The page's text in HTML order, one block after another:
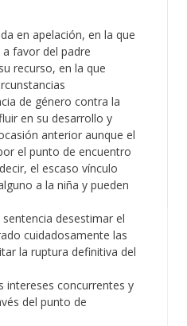
en apelación, en la que
favor del padre
recurso, en la que
de género contra la
en su desarrollo y
anterior aunque el
el punto de encuentro
el escaso vínculo
a la niña y pueden
desestimar el
cuidadosamente las
la ruptura definitiva del
intereses concurrentes y
del punto de